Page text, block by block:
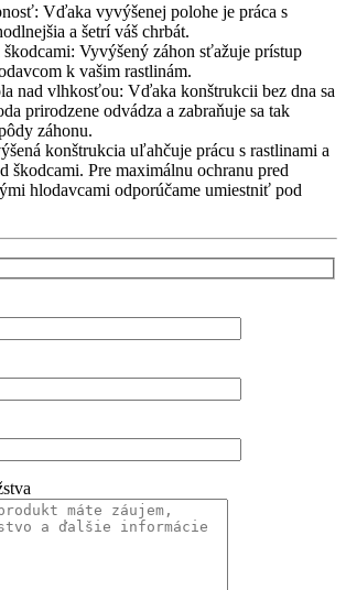
Vďaka vyvýšenej polohe je práca s
a šetrí váš chrbát.
škodcami: Vyvýšený záhon sťažuje prístup
k vašim rastlinám.
nad vlhkosťou: Vďaka konštrukcii bez dna sa
prirodzene odvádza a zabraňuje sa tak
záhonu.
konštrukcia uľahčuje prácu s rastlinami a
škodcami. Pre maximálnu ochranu pred
hlodavcami odporúčame umiestniť pod